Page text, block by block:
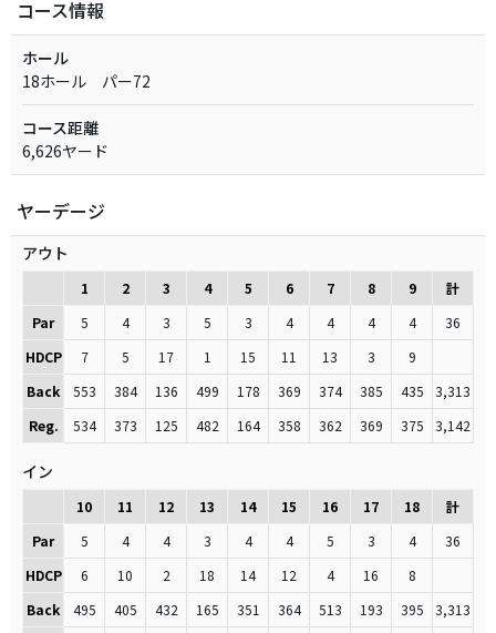
コース情報
ホール
18ホール パー72
コース距離
6,626ヤード
ヤーデージ
アウト
1 2 3 4 5 6 7 8 9
計
Par
5 4 3 5 3 4 4 4 4
36
HDCP
7 5 17 1 15 11 13 3
9
Back
553 384 136 499 178 369 374 385 435
3,313
Reg.
534 373 125 482 164 358 362 369 375 3,142
イン
10 11 12 13 14 15 16 17 18
計
Par
5 4 4 3 4 4 5 3 4
36
HDCP
6 10 2 18 14 12 4 16
8
Back
495 405 432 165 351 364 513 193 395
3,313